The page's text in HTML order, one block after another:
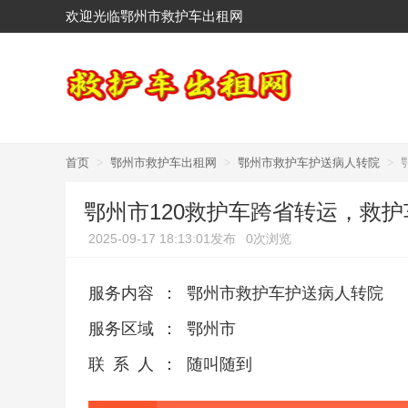
欢迎光临鄂州市救护车出租网
首页 > 鄂州市救护车出租网 > 鄂州市救护车护送病人转院 >
鄂州市120救护车跨省转运，救
2025-09-17 18:13:01发布 0次浏览
服务内容 ：
鄂州市救护车护送病人转院
服务区域
：
鄂州市
联系人
： 随叫随到